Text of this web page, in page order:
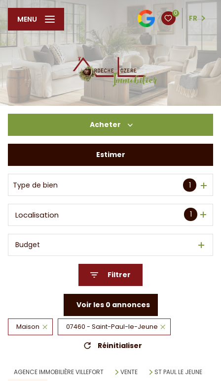
0
FR
MENU
Acheter
De l'immo pro
Estimer
Type de bien 1
1
Localisation
Budget
Filtrer
Voir les 0 annonces
Maison 07460 - Saint-Paul-le-Jeune
Réinitialiser
AGENCE IMMOBILIÈRE VILLEFORT VENTE
ST PAUL LE JEUNE